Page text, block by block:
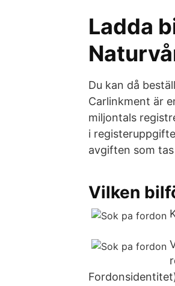
Ladda
Du kan då
Carlinkment är
miljontals
i
avgiften som
Vilken